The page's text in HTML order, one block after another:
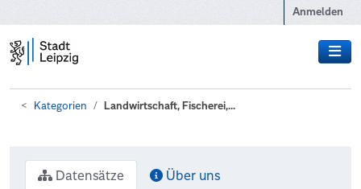
Anmelden
Kategorien Landwirtschaft, Fischerei,...
Datensätze Über uns